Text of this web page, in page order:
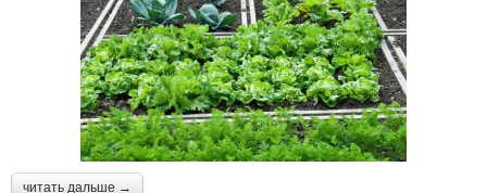
читать дальше →